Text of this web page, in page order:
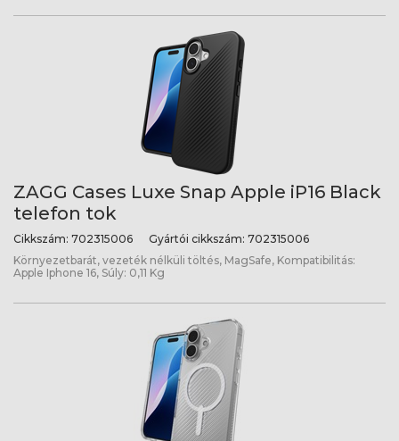
ZAGG Cases Luxe Snap Apple iP16 Black
telefon tok
Cikkszám: 702315006 Gyártói cikkszám: 702315006
Környezetbarát, vezeték nélküli töltés, MagSafe, Kompatibilitás:
Apple Iphone 16, Súly: 0,11 Kg